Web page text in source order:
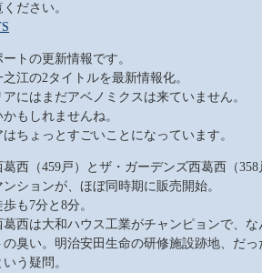
ださい。
トの更新情報です。
江の2タイトルを最新情報化。
にはまだアベノミクスは来ていません。
もしれませんね。
ちょっとすごいことになっています。
西（459戸）とザ・ガーデンズ西葛西（358
ションが、ほぼ同時期に販売開始。
も7分と8分。
西は大和ハウス工業がチャンピョンで、な
の臭い。明治安田生命の研修施設跡地、だっ
う疑問。